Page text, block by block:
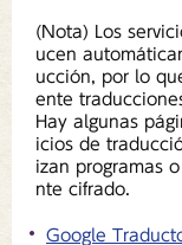
(Nota) Los
ucen
ucción, por lo
ente
Hay algunas
icios de
izan programas
nte cifrado.
Google